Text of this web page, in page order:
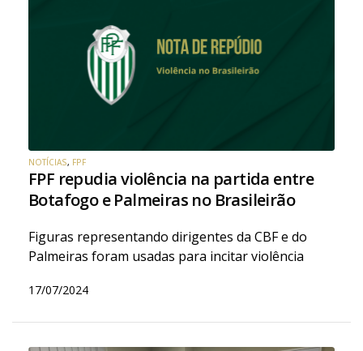
NOTÍCIAS, FPF
FPF repudia violência na partida entre
Botafogo e Palmeiras no Brasileirão
Figuras representando dirigentes da CBF e do
Palmeiras foram usadas para incitar violência
17/07/2024